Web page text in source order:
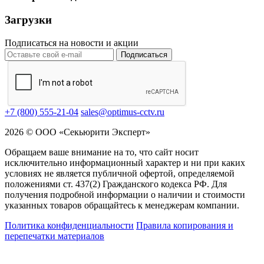
Загрузки
Подписаться на новости и акции
Подписаться
+7 (800) 555-21-04 sales@optimus-cctv.ru
2026 © ООО «Секьюрити Эксперт»
Обращаем ваше внимание на то, что сайт носит
исключительно информационный характер и ни при каких
условиях не является публичной офертой, определяемой
положениями ст. 437(2) Гражданского кодекса РФ. Для
получения подробной информации о наличии и стоимости
указанных товаров обращайтесь к менеджерам компании.
Политика конфиденциальности Правила копирования и
перепечатки материалов